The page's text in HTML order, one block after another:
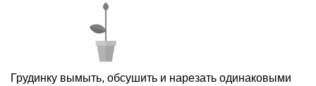
Грудинку вымыть, обсушить и нарезать одинаковыми